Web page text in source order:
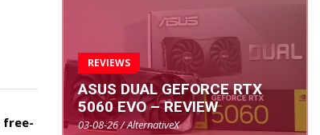
free-
REVIEWS
ASUS DUAL GEFORCE RTX
5060 EVO – REVIEW
03-08-26 / AlternativeX